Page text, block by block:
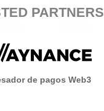
PARTNERS
de pagos Web3